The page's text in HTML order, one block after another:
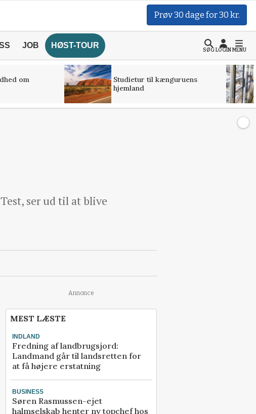
Prøv 30 dage for 30 kr.
JOB HØST-TOUR
SØGLOGINMENU
om
Studietur til kænguruens
hjemland
ser ud til at blive
Annonce
MEST LÆSTE
INDLAND
Fredning af landbrugsjord:
Landmand går til landsretten for
at få højere erstatning
BUSINESS
Søren Rasmussen-ejet
halmselskab henter ny topchef hos